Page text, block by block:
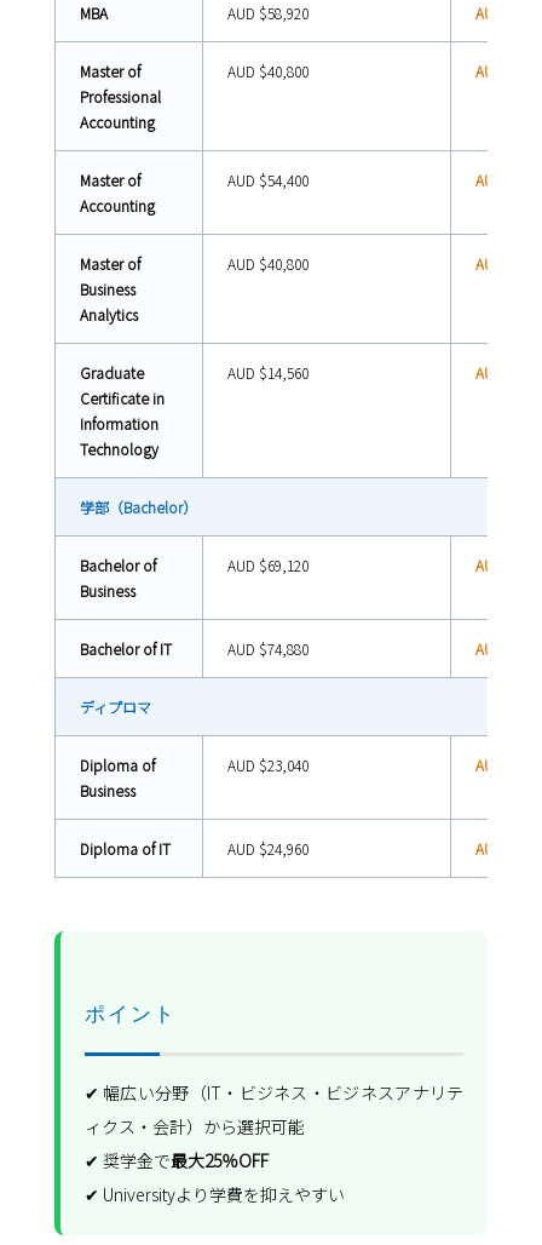
MBA AUD $58,920 AUD
Master of
Professional
Accounting
AUD $40,800 AUD
Master of
Accounting
AUD $54,400 AUD
Master of
Business
Analytics
AUD $40,800 AUD
Graduate
Certificate in
Information
Technology
AUD $14,560 AUD
学部（Bachelor）
Bachelor of
Business
AUD $69,120 AUD
Bachelor of IT AUD $74,880 AUD
ディプロマ
Diploma of
Business
AUD $23,040 AUD
Diploma of IT AUD $24,960 AUD
ポイント
✔ 幅広い分野（IT・ビジネス・ビジネスアナリテ
ィクス・会計）から選択可能
✔ 奨学金で最大25％OFF
✔ Universityより学費を抑えやすい